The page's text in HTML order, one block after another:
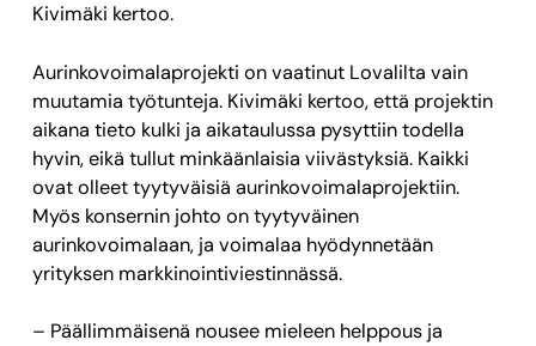
Kivimäki kertoo.
Aurinkovoimalaprojekti on vaatinut Lovalilta vain
muutamia työtunteja. Kivimäki kertoo, että projektin
aikana tieto kulki ja aikataulussa pysyttiin todella
hyvin, eikä tullut minkäänlaisia viivästyksiä. Kaikki
ovat olleet tyytyväisiä aurinkovoimalaprojektiin.
Myös konsernin johto on tyytyväinen
aurinkovoimalaan, ja voimalaa hyödynnetään
yrityksen markkinointiviestinnässä.
– Päällimmäisenä nousee mieleen helppous ja